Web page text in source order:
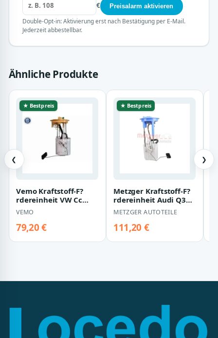
€
Preisalarm aktivieren
Double-Opt-in: Aktivierung erst nach Bestätigung per E-Mail.
Jederzeit abbestellbar.
Ähnliche Produkte
❮
★ Bestpreis
Vemo Kraftstoff-F?
rdereinheit VW Cc
Passat V10-09-0825
VEMO
79,20 €
★ Bestpreis
Metzger Kraftstoff-F?
rdereinheit Audi Q3
VW Tiguan
METZGER AUTOTEILE
111,20 €
❯